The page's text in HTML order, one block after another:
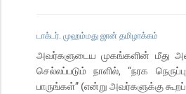
டாக்டர். முஹம்மது ஜான் தமிழாக்கம்
அவர்களுடைய முகங்களின் மீது
செல்லப்படும் நாளில், “நரக
பாருங்கள்” (என்று அவர்களுக்கு